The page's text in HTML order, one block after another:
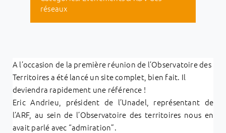
réseaux
A l’occasion de la première réunion de l’Observatoire des
Territoires a été lancé un site complet, bien fait. Il
deviendra rapidement une référence !
Eric Andrieu, président de l’Unadel, représentant de
l’ARF, au sein de l’Observatoire des territoires nous en
avait parlé avec “admiration”.